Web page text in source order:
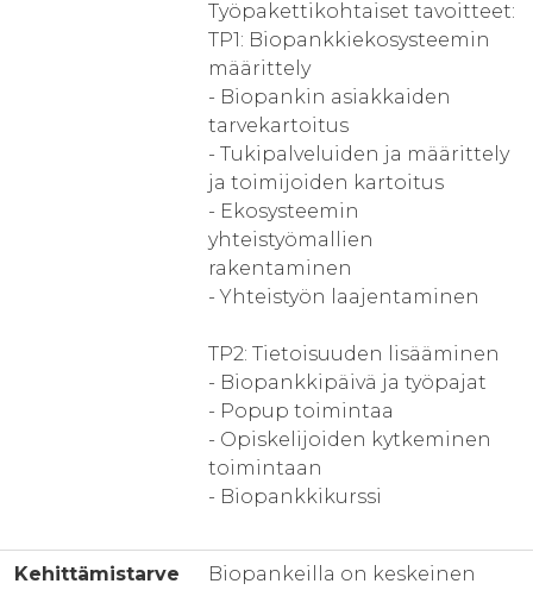
Työpakettikohtaiset tavoitteet:
TP1: Biopankkiekosysteemin
määrittely
- Biopankin asiakkaiden
tarvekartoitus
- Tukipalveluiden ja määrittely
ja toimijoiden kartoitus
- Ekosysteemin
yhteistyömallien
rakentaminen
- Yhteistyön laajentaminen
TP2: Tietoisuuden lisääminen
- Biopankkipäivä ja työpajat
- Popup toimintaa
- Opiskelijoiden kytkeminen
toimintaan
- Biopankkikurssi
Kehittämistarve
Biopankeilla on keskeinen